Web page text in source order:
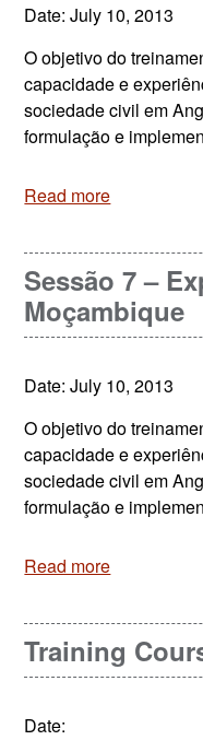
Date: July 10, 2013
O objetivo do
capacidade e
sociedade civil em
formulação e
Read more
Sessão 7 –
Moçambique
Date: July 10, 2013
O objetivo do
capacidade e
sociedade civil em
formulação e
Read more
Training
Date: